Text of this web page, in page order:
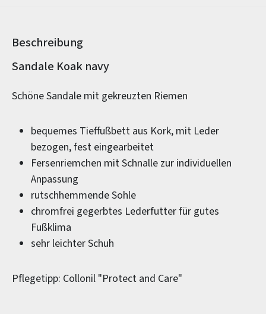
Beschreibung
Produktinformationen
Sandale Koak navy
Schöne Sandale mit gekreuzten Riemen
bequemes Tieffußbett aus Kork, mit Leder
bezogen, fest eingearbeitet
Fersenriemchen mit Schnalle zur individuellen
Anpassung
rutschhemmende Sohle
chromfrei gegerbtes Lederfutter für gutes
Fußklima
sehr leichter Schuh
Pflegetipp: Collonil "Protect and Care"